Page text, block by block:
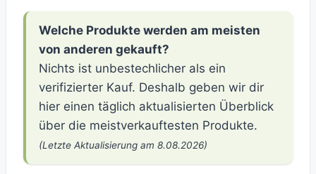
Welche Produkte werden am meisten
von anderen gekauft?
Nichts ist unbestechlicher als ein
verifizierter Kauf. Deshalb geben wir dir
hier einen täglich aktualisierten Überblick
über die meistverkauftesten Produkte.
(Letzte Aktualisierung am 8.08.2026)